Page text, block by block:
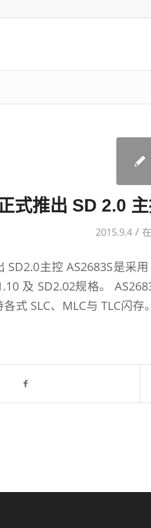
式推出 SD 2.0
2015.9.4 /
SD2.0主控 AS2683S是采
及 SD2.02规格。
式 SLC、MLC与 TLC闪存。